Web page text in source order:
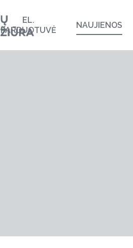
EL.
PARDUOTUVĖ
NAUJIENOS